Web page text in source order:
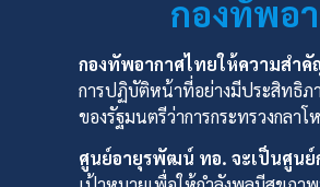
กองทัพอ
กองทัพอากาศไทยให้ความสำ
การปฏิบัติหน้าที่อย่างมีประสิทธิภ
ของรัฐมนตรีว่าการกระทรวงกลา
ศูนย์อายุรพัฒน์ ทอ. จะเป็นศูนย์